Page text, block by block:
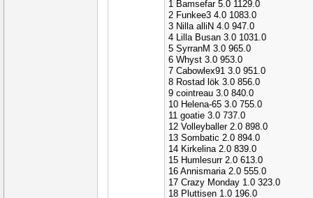
1 Bamsefar 5.0 1129.0
2 Funkee3 4.0 1083.0
3 Nilla alliN 4.0 947.0
4 Lilla Busan 3.0 1031.0
5 SyrranM 3.0 965.0
6 Whyst 3.0 953.0
7 Cabowlex91 3.0 951.0
8 Rostad lök 3.0 856.0
9 cointreau 3.0 840.0
10 Helena-65 3.0 755.0
11 goatie 3.0 737.0
12 Volleyballer 2.0 898.0
13 Sombatic 2.0 894.0
14 Kirkelina 2.0 839.0
15 Humlesurr 2.0 613.0
16 Annismaria 2.0 555.0
17 Crazy Monday 1.0 323.0
18 Pluttisen 1.0 196.0